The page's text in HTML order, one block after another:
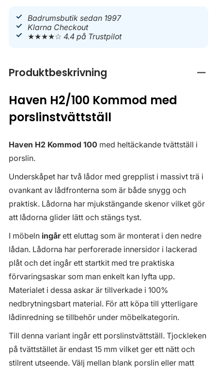
Badrumsbutik sedan 1997
Klarna Checkout
★★★★☆4.4 på Trustpilot
Produktbeskrivning
Haven H2/100 Kommod med
porslinstvättställ
Haven H2 Kommod 100 med heltäckande tvättställ i
porslin.
Underskåpet har två lådor med grepplist i massivt trä i
ovankant av lådfronterna som är både snygg och
praktisk. Lådorna har mjukstängande skenor vilket gör
att lådorna glider lätt och stängs tyst.
I möbeln ingårett eluttag som är monterat i den nedre
lådan. Lådorna har perforerade innersidor i lackerad
plåt och det ingår ett startkit med tre praktiska
förvaringsaskar som man enkelt kan lyfta upp.
Materialet i dessa askar är tillverkade i 100%
nedbrytningsbart material. För att köpa till ytterligare
lådinredning se tillbehör under möbelkategorin.
Till denna variant ingår ett porslinstvättställ. Tjockleken
på tvättstället är endast 15 mm vilket ger ett nätt och
stilrent utseende. Välj mellan blank porslin eller matt